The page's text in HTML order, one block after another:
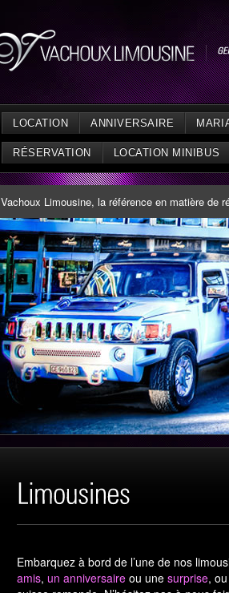
LOCATION ANNIVERSAIRE
RÉSERVATION LOCATION MINIBUS
Vachoux Limousine, la référence en matière de
Embarquez à bord de l’une de nos
amis, un anniversaire ou une surprise,